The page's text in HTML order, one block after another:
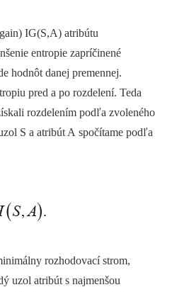
IG(S,A) atribútu
entropie zapríčinené
hodnôt danej premennej.
pred a po rozdelení. Teda
rozdelením podľa zvoleného
S a atribút A spočítame podľa
rozhodovací strom,
uzol atribút s najmenšou